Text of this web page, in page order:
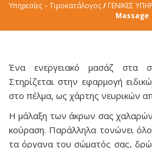
Υπηρεσίες – Τιμοκατάλογος/ ΓΕΝΙΚΕΣ
Massage
Ένα ενεργειακό μασάζ στα
Στηρίζεται στην εφαρμογή
στο πέλμα, ως χάρτης νευρικών
Η μάλαξη των άκρων σας
κούραση. Παράλληλα τονώνει
τα όργανα του σώματός σας,